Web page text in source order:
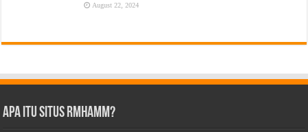
August 22, 2024
Apa Itu Situs Rmhamm?